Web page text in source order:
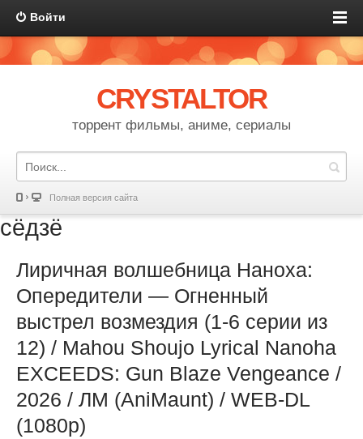
Войти
CRYSTALTOR
торрент фильмы, аниме, сериалы
Полная версия сайта
сёдзё
Лиричная волшебница Наноха:
Опередители — Огненный
выстрел возмездия (1-6 серии из
12) / Mahou Shoujo Lyrical Nanoha
EXCEEDS: Gun Blaze Vengeance /
2026 / ЛМ (AniMaunt) / WEB-DL
(1080p)